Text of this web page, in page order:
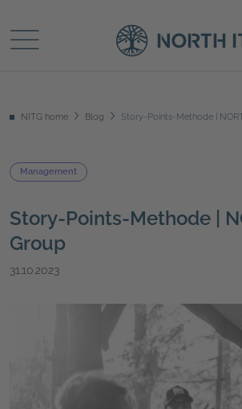
NITG home Blog Story-Points-Methode |
Management
Story-Points-Methode |
Group
31.10.2023